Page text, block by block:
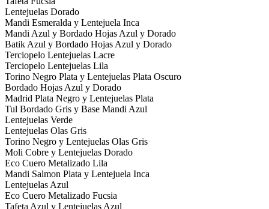
Lentejuelas Dorado
Mandi Esmeralda y Lentejuela Inca
Mandi Azul y Bordado Hojas Azul y Dorado
Batik Azul y Bordado Hojas Azul y Dorado
Terciopelo Lentejuelas Lacre
Terciopelo Lentejuelas Lila
Torino Negro Plata y Lentejuelas Plata Oscuro
Bordado Hojas Azul y Dorado
Madrid Plata Negro y Lentejuelas Plata
Tul Bordado Gris y Base Mandi Azul
Lentejuelas Verde
Lentejuelas Olas Gris
Torino Negro y Lentejuelas Olas Gris
Moli Cobre y Lentejuelas Dorado
Eco Cuero Metalizado Lila
Mandi Salmon Plata y Lentejuela Inca
Lentejuelas Azul
Eco Cuero Metalizado Fucsia
Tafeta Azul y Lentejuelas Azul